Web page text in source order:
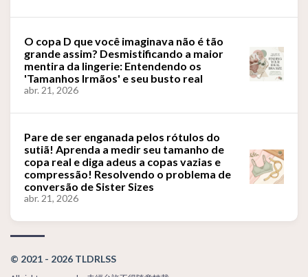
O copa D que você imaginava não é tão
grande assim? Desmistificando a maior
mentira da lingerie: Entendendo os
'Tamanhos Irmãos' e seu busto real
abr. 21, 2026
Pare de ser enganada pelos rótulos do
sutiã! Aprenda a medir seu tamanho de
copa real e diga adeus a copas vazias e
compressão! Resolvendo o problema de
conversão de Sister Sizes
abr. 21, 2026
© 2021 - 2026 TLDRLSS